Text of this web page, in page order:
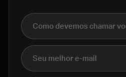
Nome completo
E-mail